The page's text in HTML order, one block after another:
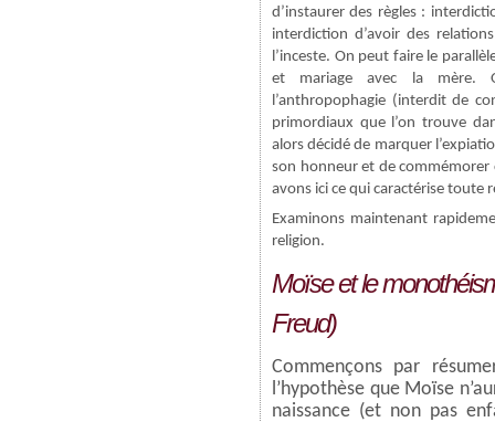
d’instaurer des règles :
interdiction d’avoir des
l’inceste. On peut faire le
et mariage avec la mère.
l’anthropophagie (interdit de
primordiaux que l’on trouve
alors décidé de marquer
son honneur et de
avons ici ce qui caractérise
Examinons maintenant
religion.
Moïse et le
Freud)
Commençons par
l’hypothèse que Moïse
naissance (et non pas